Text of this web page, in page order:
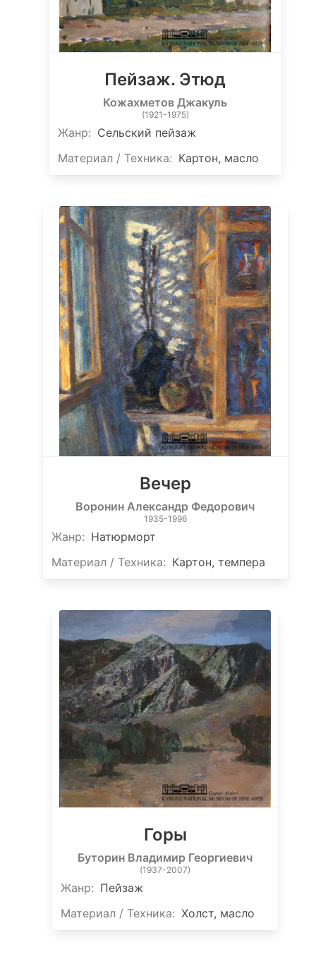
Пейзаж. Этюд
Кожахметов Джакуль
(1921-1975)
Жанр: Сельский пейзаж
Материал / Техника: Картон, масло
Вечер
Воронин Александр Федорович
1935-1996
Жанр: Натюрморт
Материал / Техника: Картон, темпера
Горы
Буторин Владимир Георгиевич
(1937-2007)
Жанр: Пейзаж
Материал / Техника: Холст, масло